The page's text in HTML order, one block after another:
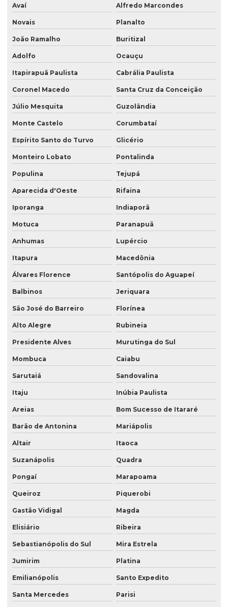
Avaí Alfredo Marcondes
Novais Planalto
João Ramalho Buritizal
Adolfo Ocauçu
Itapirapuã Paulista Cabrália Paulista
Coronel Macedo Santa Cruz da Conceição
Júlio Mesquita Guzolândia
Monte Castelo Corumbataí
Espírito Santo do Turvo Glicério
Monteiro Lobato Pontalinda
Populina Tejupá
Aparecida d'Oeste Rifaina
Iporanga Indiaporã
Motuca Paranapuã
Anhumas Lupércio
Itapura Macedônia
Álvares Florence Santópolis do Aguapeí
Balbinos Jeriquara
São José do Barreiro Florínea
Alto Alegre Rubineia
Presidente Alves Murutinga do Sul
Mombuca Caiabu
Sarutaiá Sandovalina
Itaju Inúbia Paulista
Areias Bom Sucesso de Itararé
Barão de Antonina Mariápolis
Altair Itaoca
Suzanápolis Quadra
Pongaí Marapoama
Queiroz Piquerobi
Gastão Vidigal Magda
Elisiário Ribeira
Sebastianópolis do Sul Mira Estrela
Jumirim Platina
Emilianópolis Santo Expedito
Santa Mercedes Parisi